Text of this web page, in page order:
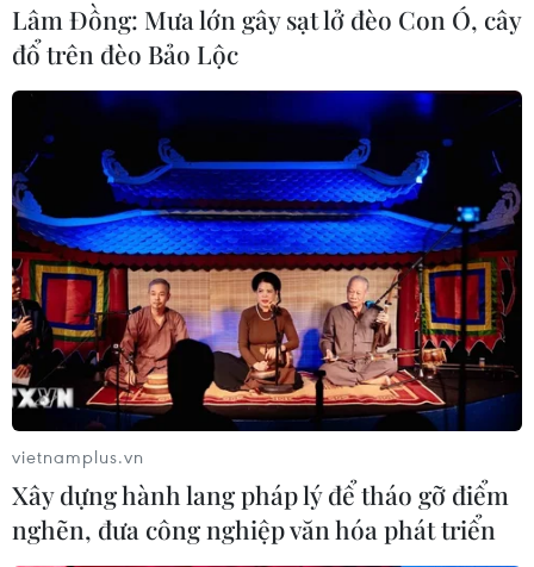
Lâm Đồng: Mưa lớn gây sạt lở đèo Con Ó, cây
đổ trên đèo Bảo Lộc
vietnamplus.vn
Xây dựng hành lang pháp lý để tháo gỡ điểm
nghẽn, đưa công nghiệp văn hóa phát triển